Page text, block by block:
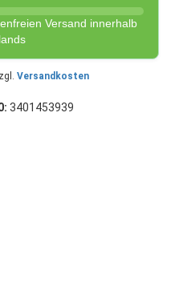
Versand innerhalb
Versandkosten
3401453939